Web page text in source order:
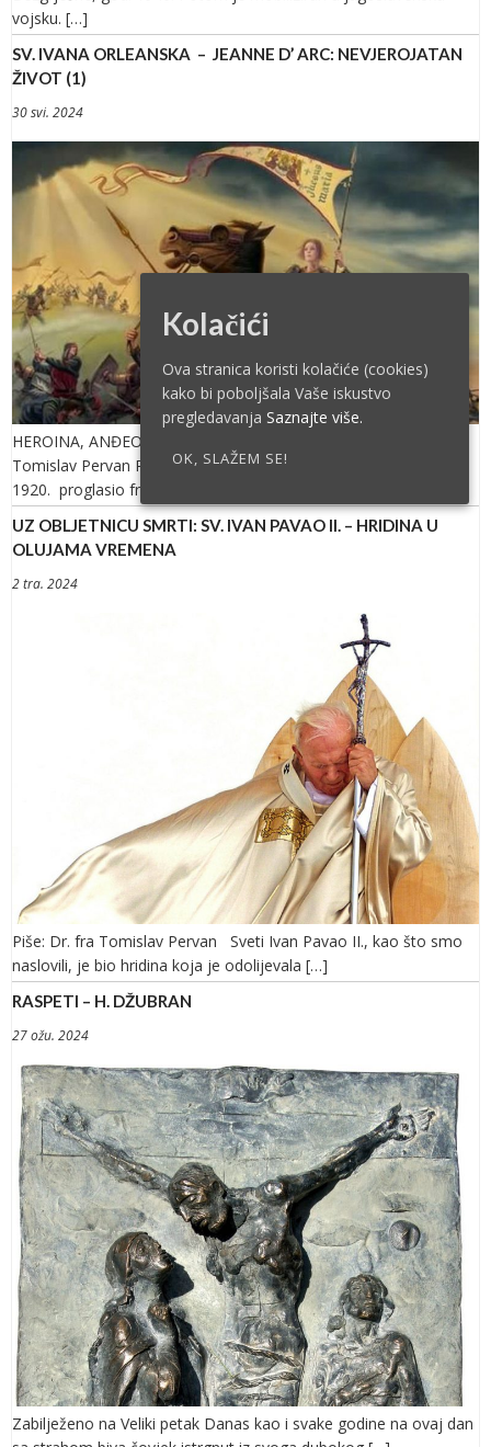
vojsku. […]
SV. IVANA ORLEANSKA – JEANNE D’ ARC: NEVJEROJATAN
ŽIVOT (1)
30 svi. 2024
HEROINA, ANĐEO-SPASITELJ, DJEVICA, MUČENICA Piše: Dr. fra
Tomislav Pervan Papa Benedikt XV. je 16. svibnja
1920. proglasio francusku mučenicu i djevicu Jeanne […]
UZ OBLJETNICU SMRTI: SV. IVAN PAVAO II. – HRIDINA U
OLUJAMA VREMENA
2 tra. 2024
Piše: Dr. fra Tomislav Pervan Sveti Ivan Pavao II., kao što smo
naslovili, je bio hridina koja je odolijevala […]
RASPETI – H. DŽUBRAN
27 ožu. 2024
Zabilježeno na Veliki petak Danas kao i svake godine na ovaj dan
Kolačići
Ova stranica koristi kolačiće (cookies)
kako bi poboljšala Vaše iskustvo
pregledavanja Saznajte više.
OK, SLAŽEM SE!